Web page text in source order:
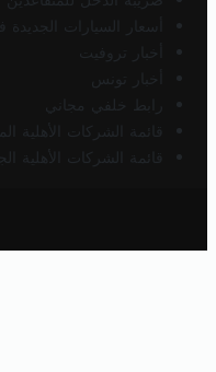
أسعار السيارات
أخبار تروفيت
أخبار تونس
رابط خلفي مجاني
قائمة الشركات الأهلية
قائمة الشركات الأهلية